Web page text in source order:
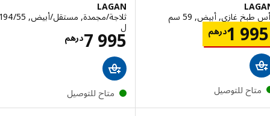
غازي, أبيض, 59 سم
درهم 1 الاسعار درهم 1995
للتوصيل
LAGAN
ثلاجة/مجمدة, مستقل/أبيض, ‎194/55
درهم 7 995 الاسعار درهم
متاح للتوصيل